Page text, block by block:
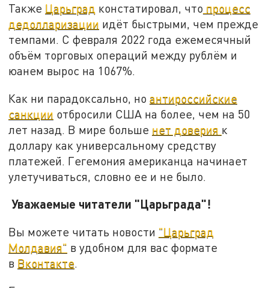
Также Царьград констатировал, что процесс
дедолларизации идёт быстрыми, чем прежде
темпами. С февраля 2022 года ежемесячный
объём торговых операций между рублём и
юанем вырос на 1067%.
Как ни парадоксально, ноантироссийские
санкции отбросили США на более, чем на 50
лет назад. В мире больше нет доверия к
доллару как универсальному средству
платежей. Гегемония американца начинает
улетучиваться, словно ее и не было.
Уважаемые читатели "Царьграда"!
Вы можете читать новости "Царьград
Молдавия" в удобном для вас формате
в Вконтакте.